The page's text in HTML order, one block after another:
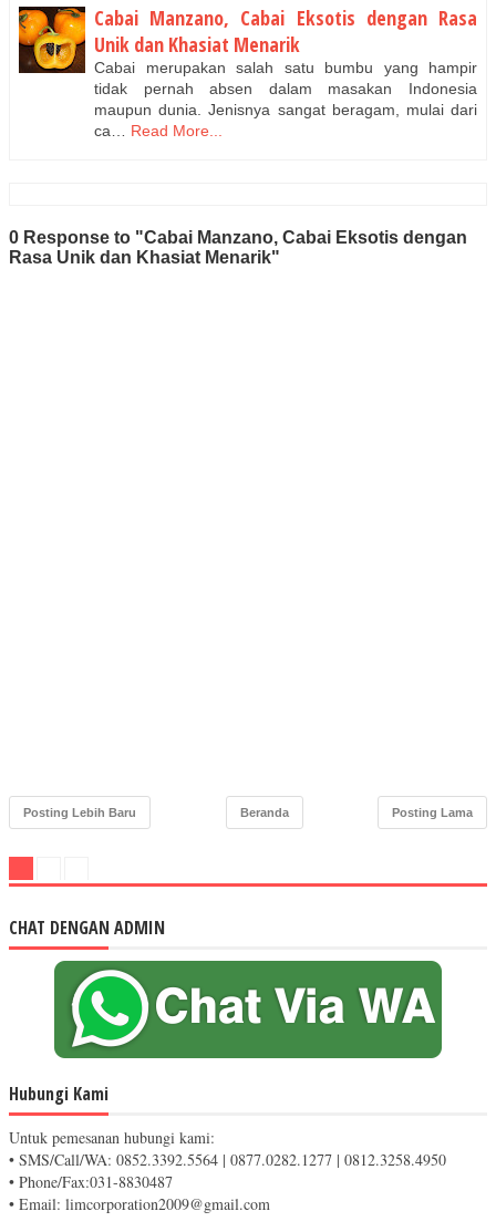
Cabai Manzano, Cabai Eksotis dengan Rasa
Unik dan Khasiat Menarik
Cabai merupakan salah satu bumbu yang hampir
tidak pernah absen dalam masakan Indonesia
maupun dunia. Jenisnya sangat beragam, mulai dari
ca…
Read More...
0 Response to "Cabai Manzano, Cabai Eksotis dengan
Rasa Unik dan Khasiat Menarik"
Posting Lebih Baru Posting Lama
Beranda
CHAT DENGAN ADMIN
Hubungi Kami
Untuk pemesanan hubungi kami:
• SMS/Call/WA: 0852.3392.5564 | 0877.0282.1277 | 0812.3258.4950
• Phone/Fax:031-8830487
• Email: limcorporation2009@gmail.com